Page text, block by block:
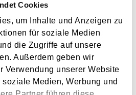
Cookies
um Inhalte und Anzeigen zu
für soziale Medien
die Zugriffe auf unsere
Außerdem geben wir
Verwendung unserer Website
Medien, Werbung und
DOTAZY